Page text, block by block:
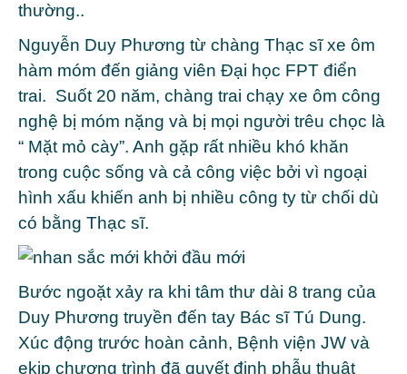
thường..
Nguyễn Duy Phương từ chàng Thạc sĩ xe ôm
hàm móm đến giảng viên Đại học FPT điển
trai. Suốt 20 năm, chàng trai chạy xe ôm công
nghệ bị móm nặng và bị mọi người trêu chọc là
“ Mặt mỏ cày”. Anh gặp rất nhiều khó khăn
trong cuộc sống và cả công việc bởi vì ngoại
hình xấu khiến anh bị nhiều công ty từ chối dù
có bằng Thạc sĩ.
Bước ngoặt xảy ra khi tâm thư dài 8 trang của
Duy Phương truyền đến tay Bác sĩ Tú Dung.
Xúc động trước hoàn cảnh, Bệnh viện JW và
ekip chương trình đã quyết định phẫu thuật